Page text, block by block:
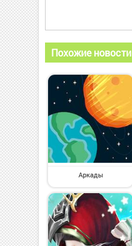
Похожие новости
Аркады